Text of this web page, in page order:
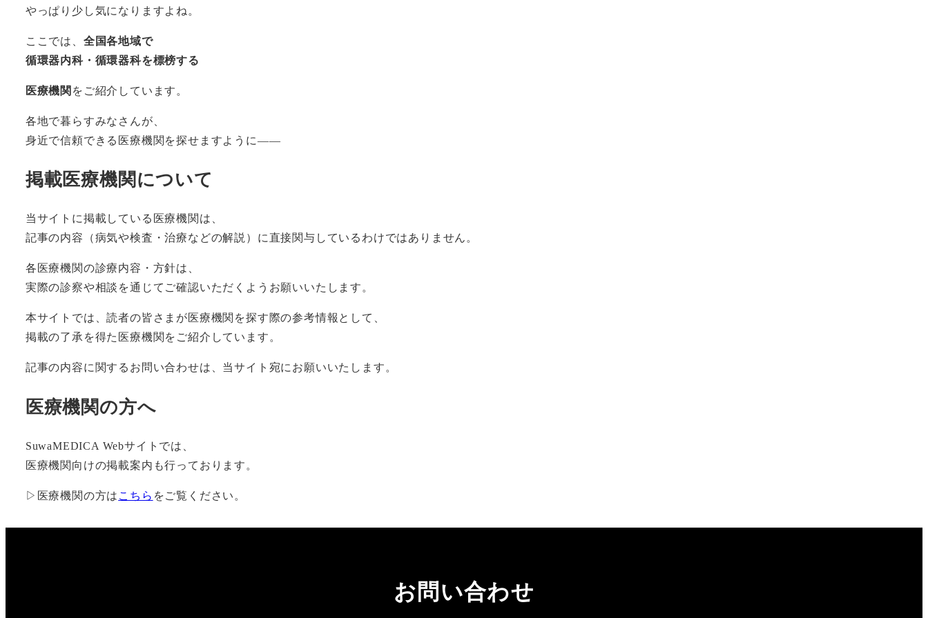
やっぱり少し気になりますよね。
ここでは、 全国各地域で
循環器内科・循環器科を標榜する
医療機関 をご紹介しています。
各地で暮らすみなさんが、
身近で信頼できる医療機関を探せますように――
掲載医療機関について
当サイトに掲載している医療機関は、
記事の内容（病気や検査・治療などの解説）に直接関与しているわけではありません。
各医療機関の診療内容・方針は、
実際の診察や相談を通じてご確認いただくようお願いいたします。
本サイトでは、読者の皆さまが医療機関を探す際の参考情報として、
掲載の了承を得た医療機関をご紹介しています。
記事の内容に関するお問い合わせは、当サイト宛にお願いいたします。
医療機関の方へ
SuwaMEDICA Webサイトでは、
医療機関向けの掲載案内も行っております。
▷医療機関の方は こちら をご覧ください。
お問い合わせ